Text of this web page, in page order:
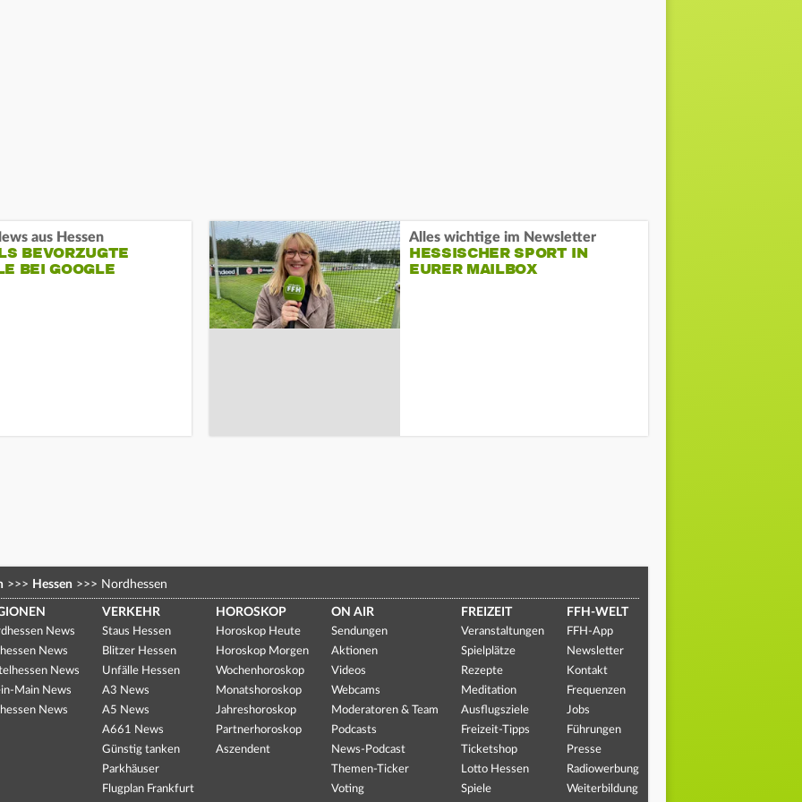
aus Hessen
BEVORZUGTE
BEI GOOGLE
Alles wichtige im Newsletter
HESSISCHER SPORT IN
EURER MAILBOX
>>> Hessen >>> Nordhessen
News
News
News
Main News
News
VERKEHR
Staus Hessen
Blitzer Hessen
Unfälle Hessen
A3 News
A5 News
A661 News
Günstig tanken
Parkhäuser
Flugplan Frankfurt
HOROSKOP
Horoskop Heute
Horoskop Morgen
Wochenhoroskop
Monatshoroskop
Jahreshoroskop
Partnerhoroskop
Aszendent
ON AIR
Sendungen
Aktionen
Videos
Webcams
Moderatoren & Team
Podcasts
News-Podcast
Themen-Ticker
Voting
FREIZEIT
Veranstaltungen
Spielplätze
Rezepte
Meditation
Ausflugsziele
Freizeit-Tipps
Ticketshop
Lotto Hessen
Spiele
FFH-WELT
FFH-App
Newsletter
Kontakt
Frequenzen
Jobs
Führungen
Presse
Radiowerbung
Weiterbildung